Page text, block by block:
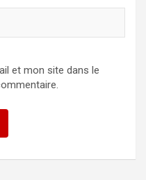
et mon site dans le